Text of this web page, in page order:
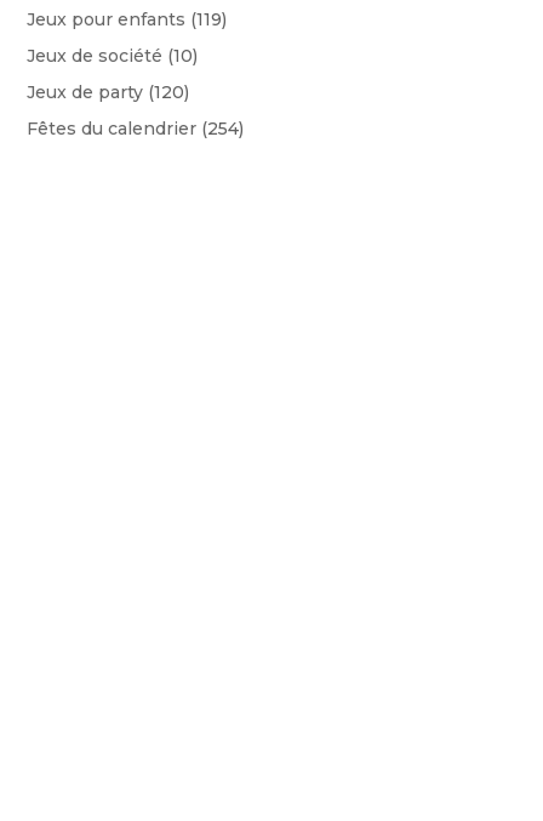
Jeux pour enfants (119)
Jeux de société (10)
Jeux de party (120)
Fêtes du calendrier (254)